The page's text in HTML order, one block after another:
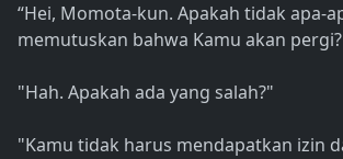
“Hei, Momota-kun. Apakah tidak apa-
memutuskan bahwa Kamu akan
"Hah. Apakah ada yang salah?"
"Kamu tidak harus mendapatkan izin